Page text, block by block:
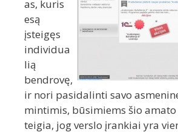
as, kuris
esą
įsteigęs
individua
lią
bendrovę,
ir nori pasidalinti savo
mintimis, būsimiems šio amato
teigia, jog verslo įrankiai yra